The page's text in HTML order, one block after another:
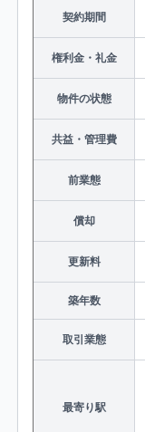
契約期間
権利金・礼金
物件の状態
共益・管理費
前業態
償却
更新料
築年数
取引業態
最寄り駅